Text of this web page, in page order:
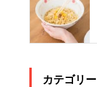
カテゴリー